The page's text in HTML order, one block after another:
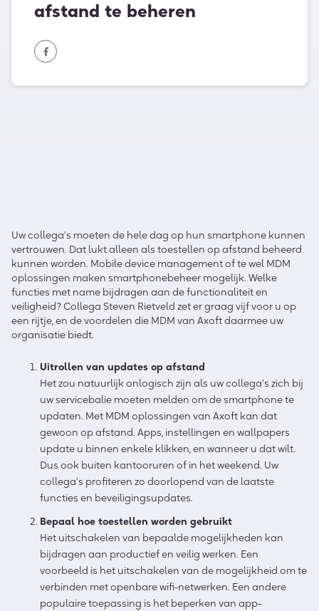
afstand te beheren
Uw collega’s moeten de hele dag op hun smartphone kunnen
vertrouwen. Dat lukt alleen als toestellen op afstand beheerd
kunnen worden. Mobile device management of te wel MDM
oplossingen maken smartphonebeheer mogelijk. Welke
functies met name bijdragen aan de functionaliteit en
veiligheid? Collega Steven Rietveld zet er graag vijf voor u op
een rijtje, en de voordelen die MDM van Axoft daarmee uw
organisatie biedt.
Uitrollen van updates op afstand
Het zou natuurlijk onlogisch zijn als uw collega’s zich bij
uw servicebalie moeten melden om de smartphone te
updaten. Met MDM oplossingen van Axoft kan dat
gewoon op afstand. Apps, instellingen en wallpapers
update u binnen enkele klikken, en wanneer u dat wilt.
Dus ook buiten kantooruren of in het weekend. Uw
collega’s profiteren zo doorlopend van de laatste
functies en beveiligingsupdates.
Bepaal hoe toestellen worden gebruikt
Het uitschakelen van bepaalde mogelijkheden kan
bijdragen aan productief en veilig werken. Een
voorbeeld is het uitschakelen van de mogelijkheid om te
verbinden met openbare wifi-netwerken. Een andere
populaire toepassing is het beperken van app-